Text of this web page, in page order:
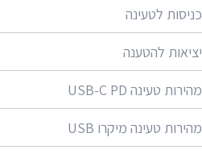
כניסות לטעינה
יציאות להטענה
מהירות טעינה USB-C PD
מהירות טעינה מיקרו USB